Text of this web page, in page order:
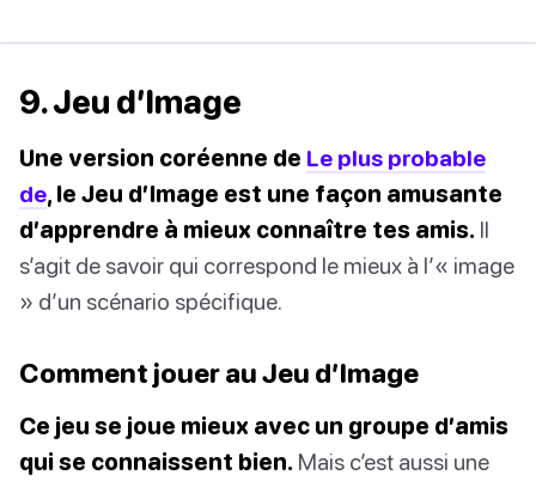
9. Jeu d’Image
Une version coréenne de Le plus probable
de , le Jeu d’Image est une façon amusante
d’apprendre à mieux connaître tes amis. Il
s’agit de savoir qui correspond le mieux à l’« image
» d’un scénario spécifique.
Comment jouer au Jeu d’Image
Ce jeu se joue mieux avec un groupe d’amis
qui se connaissent bien. Mais c’est aussi une